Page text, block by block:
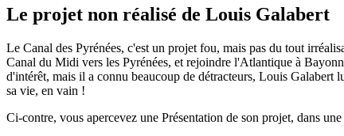
Le projet non réalisé de Louis Galabert
Le Canal des Pyrénées, c'est un projet fou, mais pas du tout
Canal du Midi vers les Pyrénées, et rejoindre l'Atlantique à
d'intérêt, mais il a connu beaucoup de détracteurs, Louis Galabert
sa vie, en vain !
Ci-contre, vous apercevez une Présentation de son projet, dans